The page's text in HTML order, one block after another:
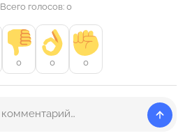
Всего голосов: 0
0 0 0